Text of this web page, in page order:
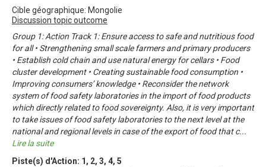
Cible géographique: Mongolie
Discussion topic outcome
Group 1: Action Track 1: Ensure access to safe and nutritious food
for all • Strengthening small scale farmers and primary producers
• Establish cold chain and use natural energy for cellars • Food
cluster development • Creating sustainable food consumption •
Improving consumers’ knowledge • Reconsider the network
system of food safety laboratories in the import of food products
which directly related to food sovereignty. Also, it is very important
to take issues of food safety laboratories to the next level at the
national and regional levels in case of the export of food that c...
Lire la suite
Piste(s) d'Action: 1 , 2, 3, 4, 5